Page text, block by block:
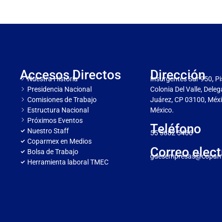
Accesos Directos
Nuestra Historia
Presidencia Nacional
Comisiones de Trabajo
Estructura Nacional
Próximos Eventos
Nuestro Staff
Coparmex en Medios
Bolsa de Trabajo
Herramienta laboral TMEC
Dirección
Insurgentes Sur 950,
Colonia Del Valle,
Juárez, CP 03100,
México.
Teléfono
55 5682 5466
Correo